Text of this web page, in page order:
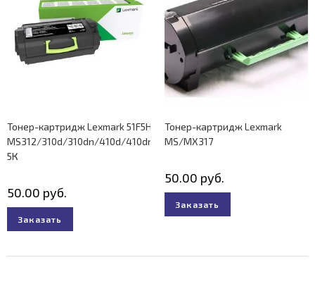
Тонер-картридж Lexmark 51F5H00 Lexmark
MS312/310d/310dn/410d/410dn/510dn/610dn/610de
5К
50.00 руб.
Заказать
Тонер-картридж Lexmark
MS/MX317
50.00 руб.
Заказать